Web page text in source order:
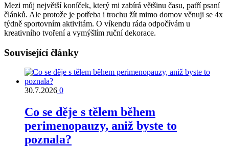
Mezi můj největší koníček, který mi zabírá většinu času, patří psaní
článků. Ale protože je potřeba i trochu žít mimo domov věnuji se 4x
týdně sportovním aktivitám. O víkendu ráda odpočívám u
kreativního tvoření a vymýšlím ruční dekorace.
Související články
30.7.2026 0
Co se děje s tělem během
perimenopauzy, aniž byste to
poznala?